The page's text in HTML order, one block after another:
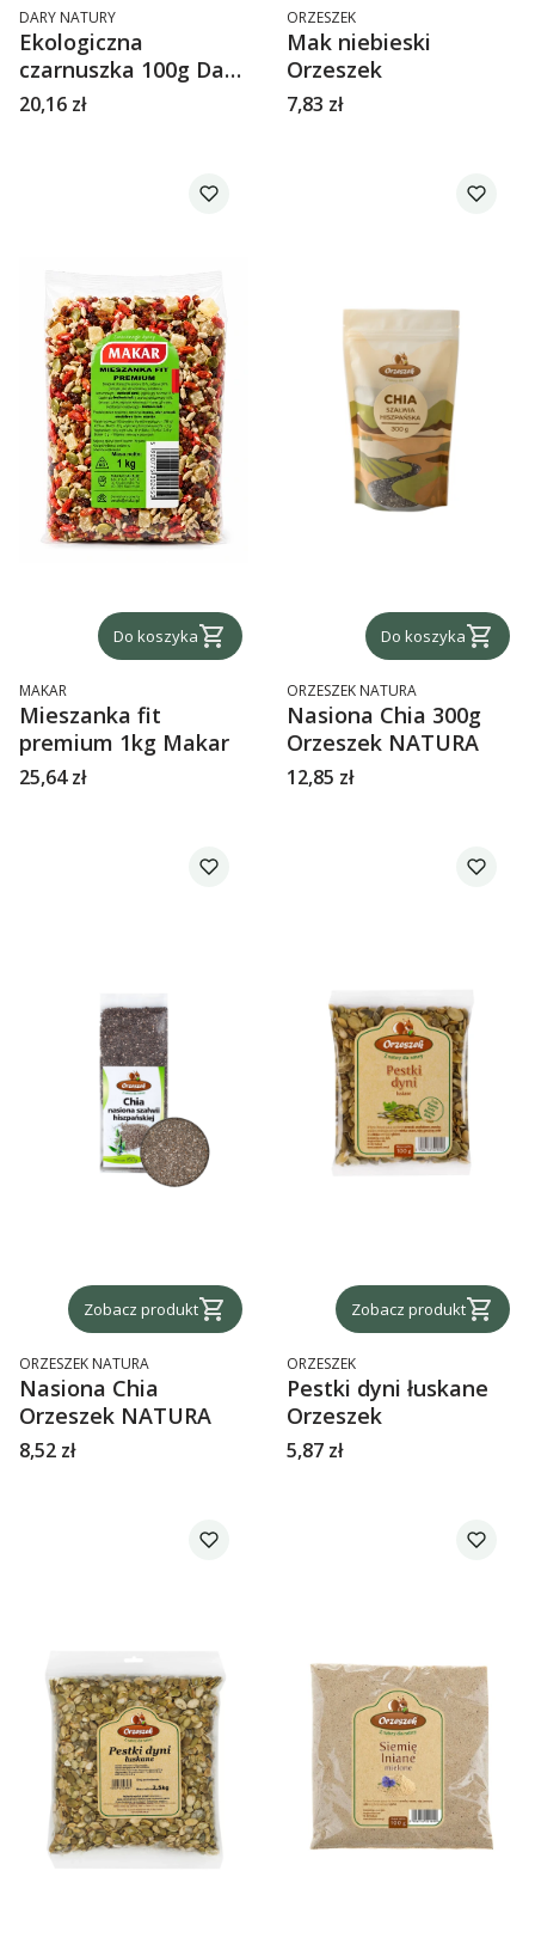
PRODUCENT
DARY NATURY
Ekologiczna
czarnuszka 100g Dary
Natury
Cena
20,16 zł
PRODUCENT
ORZESZEK
Mak niebieski
Orzeszek
Cena
7,83 zł
Do koszyka
PRODUCENT
MAKAR
Mieszanka fit
premium 1kg Makar
Cena
25,64 zł
Do koszyka
PRODUCENT
ORZESZEK NATURA
Nasiona Chia 300g
Orzeszek NATURA
Cena
12,85 zł
Zobacz produkt
PRODUCENT
ORZESZEK NATURA
Nasiona Chia
Orzeszek NATURA
Cena
8,52 zł
Zobacz produkt
PRODUCENT
ORZESZEK
Pestki dyni łuskane
Orzeszek
Cena
5,87 zł